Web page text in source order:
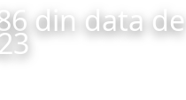
din data de